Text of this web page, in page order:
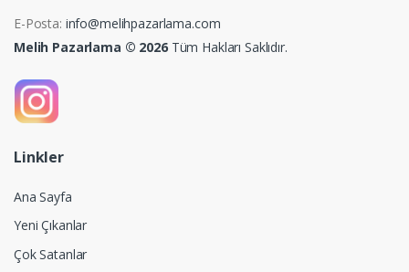
E-Posta: info@melihpazarlama.com
Melih Pazarlama © 2026Tüm Hakları Saklıdır.
Linkler
Ana Sayfa
Yeni Çıkanlar
Çok Satanlar